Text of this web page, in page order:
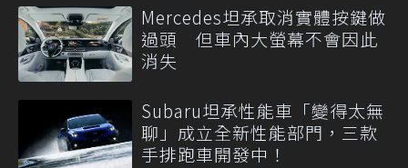
Mercedes坦承取消實體按鍵做
過頭 但車內大螢幕不會因此
消失
Subaru坦承性能車「變得太無
聊」成立全新性能部門，三款
手排跑車開發中！